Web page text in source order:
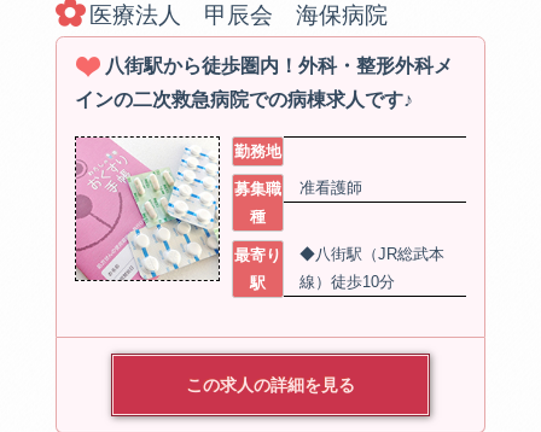
医療法人 甲辰会 海保病院
八街駅から徒歩圏内！外科・整形外科メ
インの二次救急病院での病棟求人です♪
勤務地
募集職
種
准看護師
最寄り
駅
◆八街駅（JR総武本
線）徒歩10分
この求人の詳細を見る